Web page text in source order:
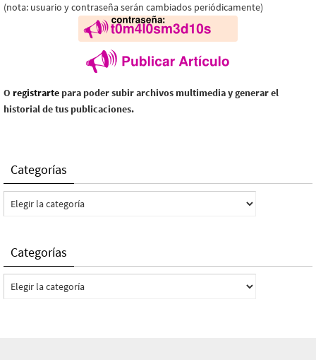
(nota: usuario y contraseña serán cambiados periódicamente)
O registrarte para poder subir archivos multimedia y generar el
historial de tus publicaciones.
Categorías
Categorías
Categorías
Categorías